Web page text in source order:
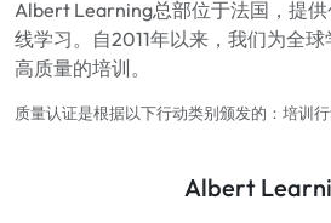
Albert Learning总部位于法国，提
线学习。自2011年以来，我们为全
高质量的培训。
质量认证是根据以下行动类别颁发的：培训
Albert